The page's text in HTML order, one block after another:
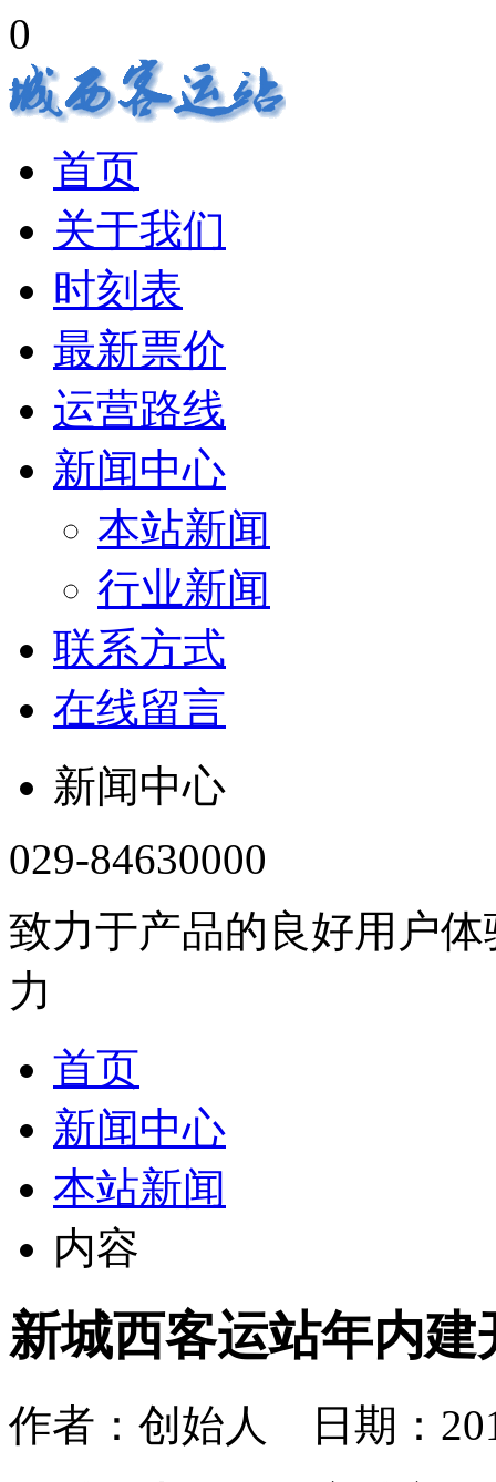
0
首页
关于我们
时刻表
最新票价
运营路线
新闻中心
本站新闻
行业新闻
联系方式
在线留言
新闻中心
029-84630000
致力于产品的良好用户
力
首页
新闻中心
本站新闻
内容
新城西客运站年内建
作者：创始人 日期：